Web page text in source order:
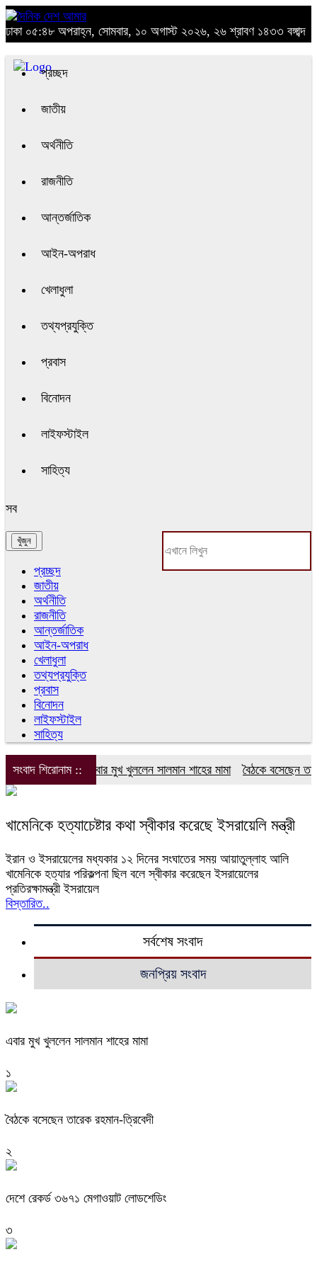
ঢাকা ০৫:৪৮ অপরাহ্ন, সোমবার, ১০ অগাস্ট ২০২৬, ২৬ শ্রাবণ ১৪৩৩ বঙ্গাব্দ
প্রচ্ছদ
জাতীয়
অর্থনীতি
রাজনীতি
আন্তর্জাতিক
আইন-অপরাধ
খেলাধুলা
তথ্যপ্রযুক্তি
প্রবাস
বিনোদন
লাইফস্টাইল
সাহিত্য
সব
প্রচ্ছদ
জাতীয়
অর্থনীতি
রাজনীতি
আন্তর্জাতিক
আইন-অপরাধ
খেলাধুলা
তথ্যপ্রযুক্তি
প্রবাস
বিনোদন
লাইফস্টাইল
সাহিত্য
সংবাদ শিরোনাম ::এবার মুখ খুললেন সালমান শাহের মামা বৈঠকে বসেছেন
খামেনিকে হত্যাচেষ্টার কথা স্বীকার করেছে ইসরায়েলি মন্ত্রী
ইরান ও ইসরায়েলের মধ্যকার ১২ দিনের সংঘাতের সময় আয়াতুল্লাহ আলি
খামেনিকে হত্যার পরিকল্পনা ছিল বলে স্বীকার করেছেন ইসরায়েলের
প্রতিরক্ষামন্ত্রী ইসরায়েল
বিস্তারিত..
সর্বশেষ সংবাদ
জনপ্রিয় সংবাদ
এবার মুখ খুললেন সালমান শাহের মামা
১
বৈঠকে বসেছেন তারেক রহমান-ত্রিবেদী
২
দেশে রেকর্ড ৩৬৭১ মেগাওয়াট লোডশেডিং
৩